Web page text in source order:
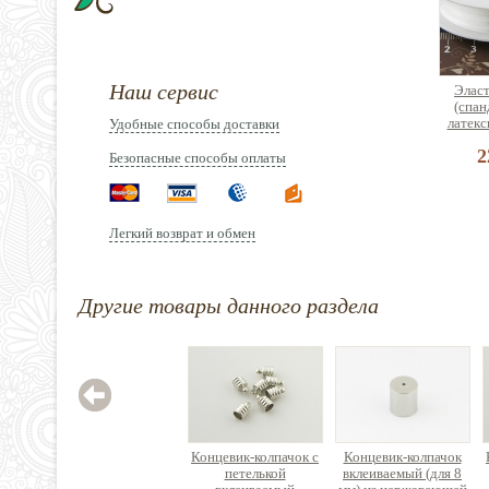
Наш сервис
Удобные способы доставки
Безопасные способы оплаты
Легкий возврат и обмен
Другие товары данного раздела
Концевик-колпачок с
петелькой
Концевик-колпачок
вклеиваемый (для 8